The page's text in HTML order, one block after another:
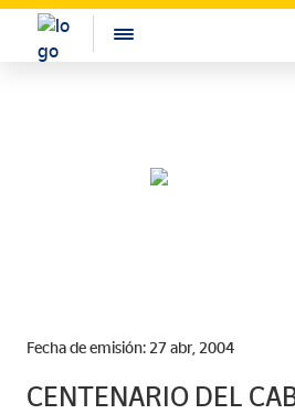
Fecha de emisión: 27 abr, 2004
CENTENARIO DEL